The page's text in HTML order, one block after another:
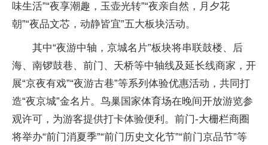
味生活”“夜享潮趣，玉壶光转”“夜亲自然，月夕花
朝”“夜品文芯，动静皆宜”五大板块活动。
其中“夜游中轴，京城名片”板块将串联鼓楼、后
海、南锣鼓巷、前门、天桥等中轴线及延长线商家，开
展“京夜有戏”“夜游古巷”等系列体验优惠活动，共同打
造“夜京城”金名片。鸟巢国家体育场在晚间开放游览参
观许可，为游客提供打卡体验便利。前门-大栅栏商圈
将举办“前门消夏季”“前门历史文化节”“前门京品节”等